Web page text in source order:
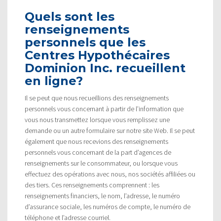
Quels sont les
renseignements
personnels que les
Centres Hypothécaires
Dominion Inc. recueillent
en ligne?
Il se peut que nous recueillions des renseignements
personnels vous concernant à partir de l’information que
vous nous transmettez lorsque vous remplissez une
demande ou un autre formulaire sur notre site Web. Il se peut
également que nous recevions des renseignements
personnels vous concernant de la part d’agences de
renseignements sur le consommateur, ou lorsque vous
effectuez des opérations avec nous, nos sociétés affiliées ou
des tiers. Ces renseignements comprennent : les
renseignements financiers, le nom, l’adresse, le numéro
d’assurance sociale, les numéros de compte, le numéro de
téléphone et l’adresse courriel.